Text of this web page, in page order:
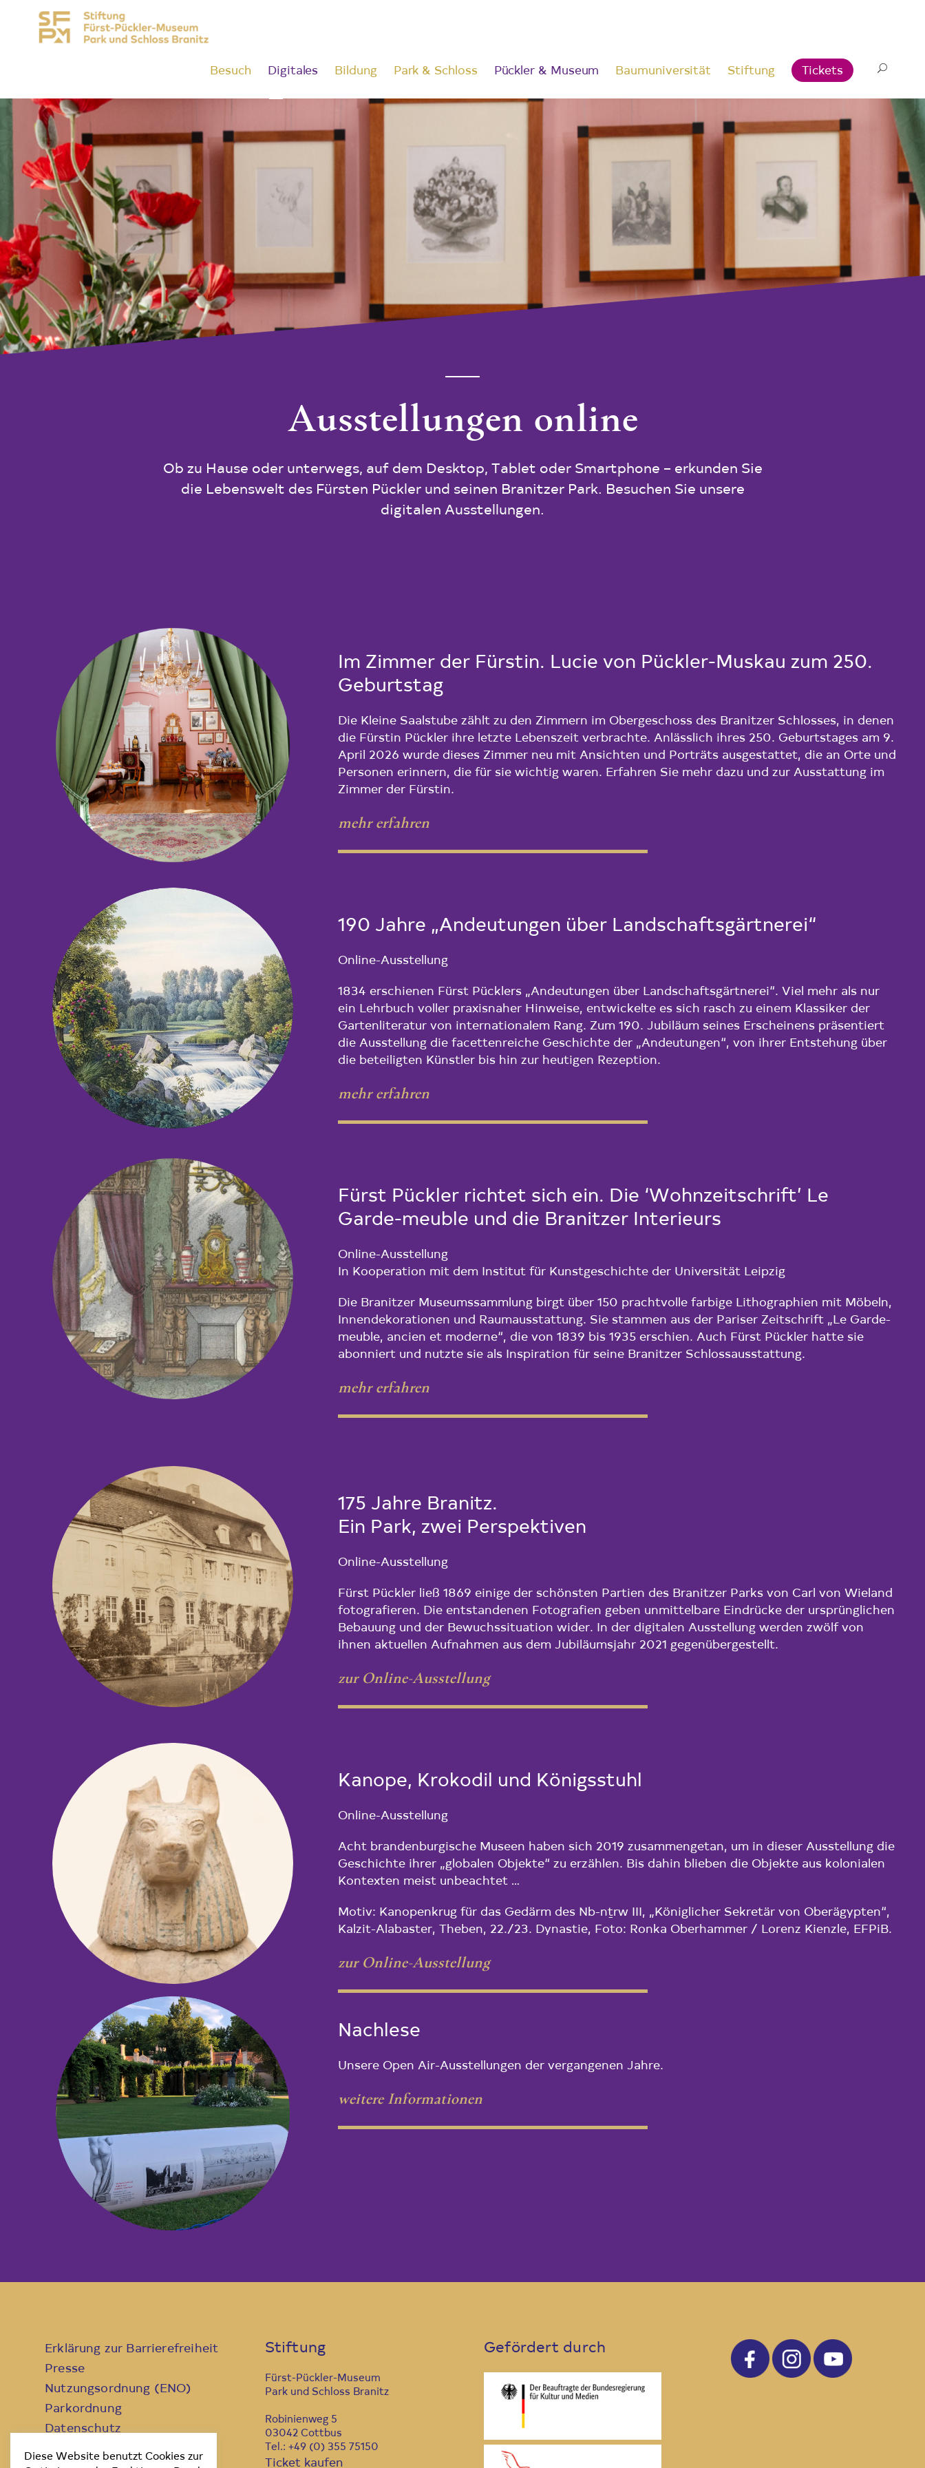
Besuch Digitales Bildung Park & Schloss Pückler & Museum Baumuniversität Stiftung Tickets
Ausstellungen online
Ob zu Hause oder unterwegs, auf dem Desktop, Tablet oder Smartphone – erkunden Sie
die Lebenswelt des Fürsten Pückler und seinen Branitzer Park. Besuchen Sie unsere
digitalen Ausstellungen.
Im Zimmer der Fürstin. Lucie von Pückler-Muskau zum 250.
Geburtstag
Die Kleine Saalstube zählt zu den Zimmern im Obergeschoss des Branitzer Schlosses, in denen
die Fürstin Pückler ihre letzte Lebenszeit verbrachte. Anlässlich ihres 250. Geburtstages am 9.
April 2026 wurde dieses Zimmer neu mit Ansichten und Porträts ausgestattet, die an Orte und
Personen erinnern, die für sie wichtig waren. Erfahren Sie mehr dazu und zur Ausstattung im
Zimmer der Fürstin.
mehr erfahren
190 Jahre „Andeutungen über Landschaftsgärtnerei“
Online-Ausstellung
1834 erschienen Fürst Pücklers „Andeutungen über Landschaftsgärtnerei“. Viel mehr als nur
ein Lehrbuch voller praxisnaher Hinweise, entwickelte es sich rasch zu einem Klassiker der
Gartenliteratur von internationalem Rang. Zum 190. Jubiläum seines Erscheinens präsentiert
die Ausstellung die facettenreiche Geschichte der „Andeutungen“, von ihrer Entstehung über
die beteiligten Künstler bis hin zur heutigen Rezeption.
mehr erfahren
Fürst Pückler richtet sich ein. Die ‘Wohnzeitschrift’ Le
Garde-meuble und die Branitzer Interieurs
Online-Ausstellung
In Kooperation mit dem Institut für Kunstgeschichte der Universität Leipzig
Die Branitzer Museumssammlung birgt über 150 prachtvolle farbige Lithographien mit Möbeln,
Innendekorationen und Raumausstattung. Sie stammen aus der Pariser Zeitschrift „Le Garde-
meuble, ancien et moderne“, die von 1839 bis 1935 erschien. Auch Fürst Pückler hatte sie
abonniert und nutzte sie als Inspiration für seine Branitzer Schlossausstattung.
mehr erfahren
175 Jahre Branitz.
Ein Park, zwei Perspektiven
Online-Ausstellung
Fürst Pückler ließ 1869 einige der schönsten Partien des Branitzer Parks von Carl von Wieland
fotografieren. Die entstandenen Fotografien geben unmittelbare Eindrücke der ursprünglichen
Bebauung und der Bewuchssituation wider. In der digitalen Ausstellung werden zwölf von
ihnen aktuellen Aufnahmen aus dem Jubiläumsjahr 2021 gegenübergestellt.
zur Online-Ausstellung
Kanope, Krokodil und Königsstuhl
Online-Ausstellung
Acht brandenburgische Museen haben sich 2019 zusammengetan, um in dieser Ausstellung die
Geschichte ihrer „globalen Objekte“ zu erzählen. Bis dahin blieben die Objekte aus kolonialen
Kontexten meist unbeachtet …
Motiv: Kanopenkrug für das Gedärm des Nb-nṯrw III, „Königlicher Sekretär von Oberägypten“,
Kalzit-Alabaster, Theben, 22./23. Dynastie, Foto: Ronka Oberhammer / Lorenz Kienzle, EFPiB.
zur Online-Ausstellung
Nachlese
Unsere Open Air-Ausstellungen der vergangenen Jahre.
weitere Informationen
Erklärung zur Barrierefreiheit
Presse
Nutzungsordnung (ENO)
Parkordnung
Datenschutz
Kontakt
Stiftung
Fürst-Pückler-Museum
Park und Schloss Branitz
Robinienweg 5
03042 Cottbus
Tel.: +49 (0) 355 75150
Ticket kaufen
Gefördert durch
Diese Website benutzt Cookies zur